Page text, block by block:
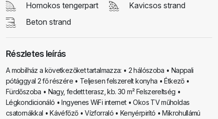
Homokos tengerpart
Kavicsos strand
Beton strand
Részletes leírás
A mobilház a következőket tartalmazza: • 2 hálószoba • Nappali
pótággyal 2 fő részére • Teljesen felszerelt konyha • Étkező •
Fürdőszoba • Nagy, fedett terasz, kb. 30 m² Felszereltség •
Légkondicionáló • Ingyenes WiFi internet • Okos TV műholdas
csatornákkal • Kávéfőző • Vízforraló • Kenyérpirító • Mikrohullámú